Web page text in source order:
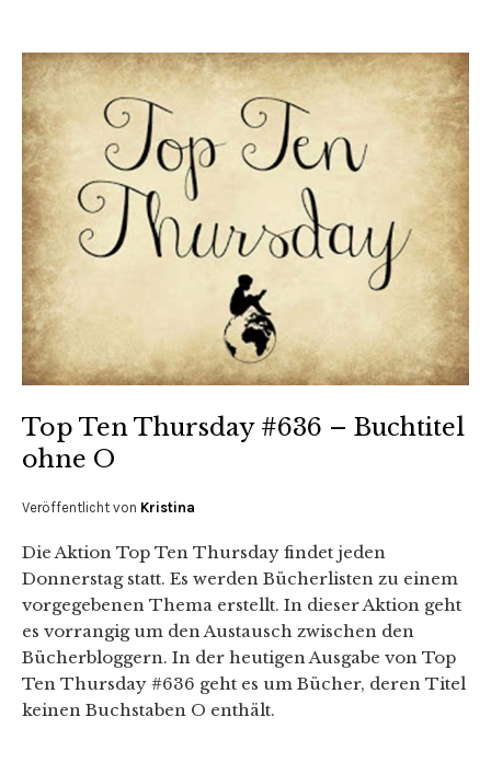
Top Ten Thursday #636 – Buchtitel
ohne O
Veröffentlicht von Kristina
Die Aktion Top Ten Thursday findet jeden
Donnerstag statt. Es werden Bücherlisten zu einem
vorgegebenen Thema erstellt. In dieser Aktion geht
es vorrangig um den Austausch zwischen den
Bücherbloggern. In der heutigen Ausgabe von Top
Ten Thursday #636 geht es um Bücher, deren Titel
keinen Buchstaben O enthält.